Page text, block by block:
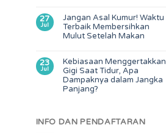
27
Jul
Jangan Asal Kumur! Waktu
Terbaik Membersihkan
Mulut Setelah Makan
23
Jul
Kebiasaan Menggertakkan
Gigi Saat Tidur, Apa
Dampaknya dalam Jangka
Panjang?
INFO DAN PENDAFTARAN